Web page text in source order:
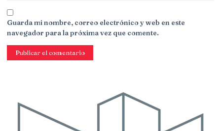
Guarda mi nombre, correo electrónico y web en este
navegador para la próxima vez que comente.